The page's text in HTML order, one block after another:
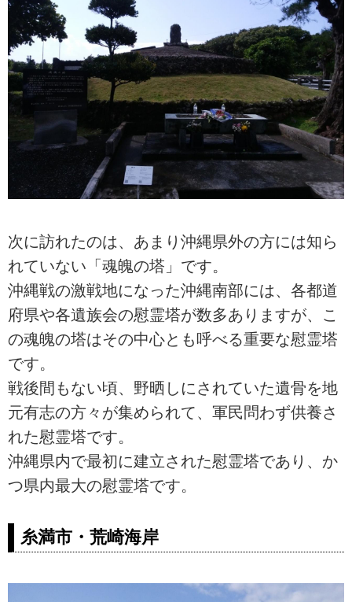
次に訪れたのは、あまり沖縄県外の方には知ら
れていない「魂魄の塔」です。
沖縄戦の激戦地になった沖縄南部には、各都道
府県や各遺族会の慰霊塔が数多ありますが、こ
の魂魄の塔はその中心とも呼べる重要な慰霊塔
です。
戦後間もない頃、野晒しにされていた遺骨を地
元有志の方々が集められて、軍民問わず供養さ
れた慰霊塔です。
沖縄県内で最初に建立された慰霊塔であり、か
つ県内最大の慰霊塔です。
糸満市・荒崎海岸